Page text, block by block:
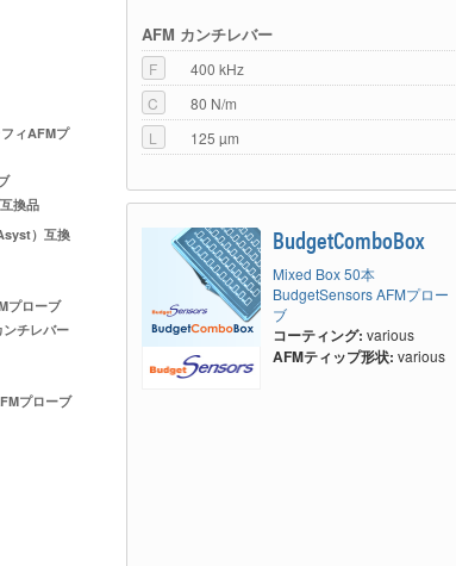
ィAFMプ
換品
）互換
プローブ
チレバー
プローブ
AFM カンチレバー
F
400 kHz
C
80 N/m
L
125 µm
BudgetComboBox
Mixed Box 50本
BudgetSensors AFMプロー
ブ
コーティング: various
AFMティップ形状: various